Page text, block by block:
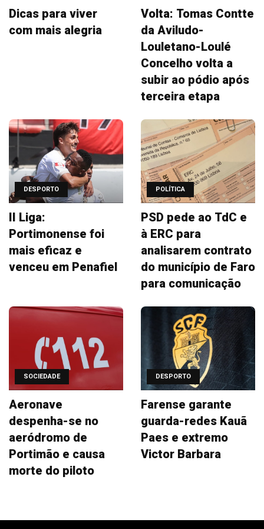
Dicas para viver
com mais alegria
Volta: Tomas Contte
da Aviludo-
Louletano-Loulé
Concelho volta a
subir ao pódio após
terceira etapa
DESPORTO
II Liga:
Portimonense foi
mais eficaz e
venceu em Penafiel
POLÍTICA
PSD pede ao TdC e
à ERC para
analisarem contrato
do município de Faro
para comunicação
SOCIEDADE
Aeronave
despenha-se no
aeródromo de
Portimão e causa
morte do piloto
DESPORTO
Farense garante
guarda-redes Kauã
Paes e extremo
Victor Barbara